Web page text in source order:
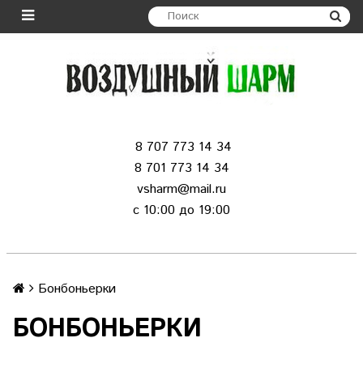
8 707 773 14 34
8 701 773 14 34
vsharm@mail.ru
c 10:00 до 19:00
Бонбоньерки
БОНБОНЬЕРКИ